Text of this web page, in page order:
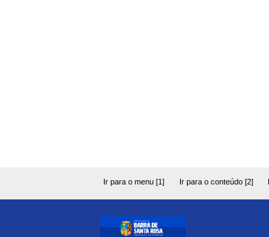
Ir para o menu [1] Ir para o conteúdo [2]